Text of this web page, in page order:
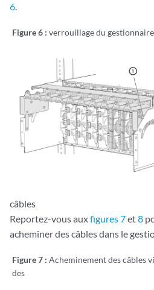
6.
Figure 6 : verrouillage du
câbles
Reportez-vous auxfigures 7et8
acheminer des câbles dans le
Figure 7 : Acheminement des câbles
des